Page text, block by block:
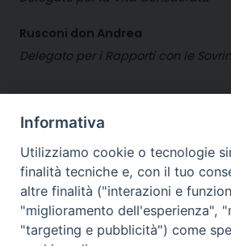
Rusconi don Andrea
Delegato per i Rapporti con le
Informativa
Utilizziamo cookie o tecnologie
finalità tecniche e, con il tuo
altre finalità ("interazioni e
"miglioramento dell'esperienza",
"targeting e pubblicità") come